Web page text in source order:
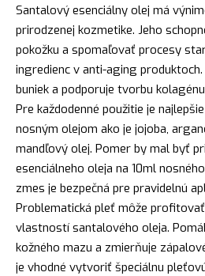
Santalový esenciálny olej má
prirodzenej kozmetike. Jeho
pokožku a spomaľovať procesy
ingredienc v anti-aging
buniek a podporuje tvorbu
Pre každodenné použitie je
nosným olejom ako je jojoba,
mandľový olej. Pomer by mal byť
esenciálneho oleja na 10ml
zmes je bezpečná pre pravidelnú
Problematická pleť môže
vlastností santalového oleja.
kožného mazu a zmierňuje
je vhodné vytvoriť špeciálnu